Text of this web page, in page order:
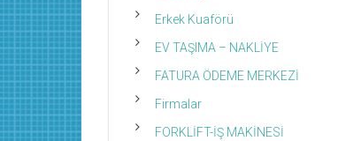
Erkek Kuaförü
EV TAŞIMA – NAKLİYE
FATURA ÖDEME MERKEZİ
Firmalar
FORKLİFT-İŞ MAKİNESİ